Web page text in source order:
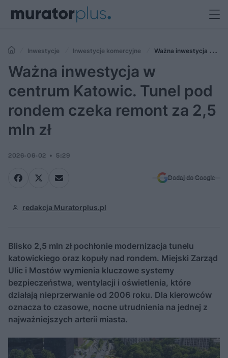
Inwestycje Inwestycje komercyjne
Ważna inwestycja w
centrum Katowic. Tunel pod rondem czeka remont za 2,5 mln zł
Ważna inwestycja w
centrum Katowic. Tunel pod
rondem czeka remont za 2,5
mln zł
2026-06-02 5:29
Dodaj do Google
redakcja Muratorplus.pl
Blisko 2,5 mln zł pochłonie modernizacja tunelu
katowickiego oraz kopuły nad rondem. Miejski Zarząd
Ulic i Mostów wymienia kluczowe systemy
bezpieczeństwa, wentylacji i oświetlenia, które
działają nieprzerwanie od 2006 roku. Dla kierowców
oznacza to czasowe, nocne utrudnienia na jednej z
najważniejszych arterii miasta.